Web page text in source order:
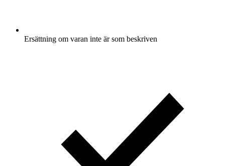
Ersättning om varan inte är som beskriven